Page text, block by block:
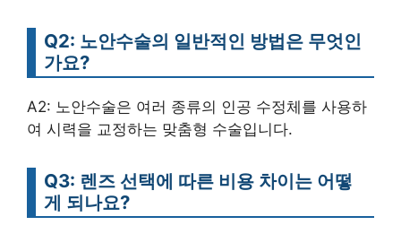
Q2: 노안수술의 일반적인 방법은 무엇인
가요?
A2: 노안수술은 여러 종류의 인공 수정체를 사용하
여 시력을 교정하는 맞춤형 수술입니다.
Q3: 렌즈 선택에 따른 비용 차이는 어떻
게 되나요?